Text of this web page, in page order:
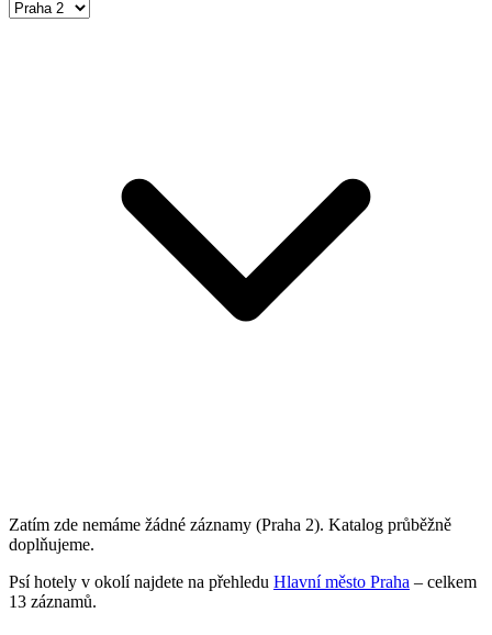
Zatím zde nemáme žádné záznamy (Praha 2). Katalog průběžně
doplňujeme.
Psí hotely v okolí najdete na přehledu Hlavní město Praha – celkem
13 záznamů.